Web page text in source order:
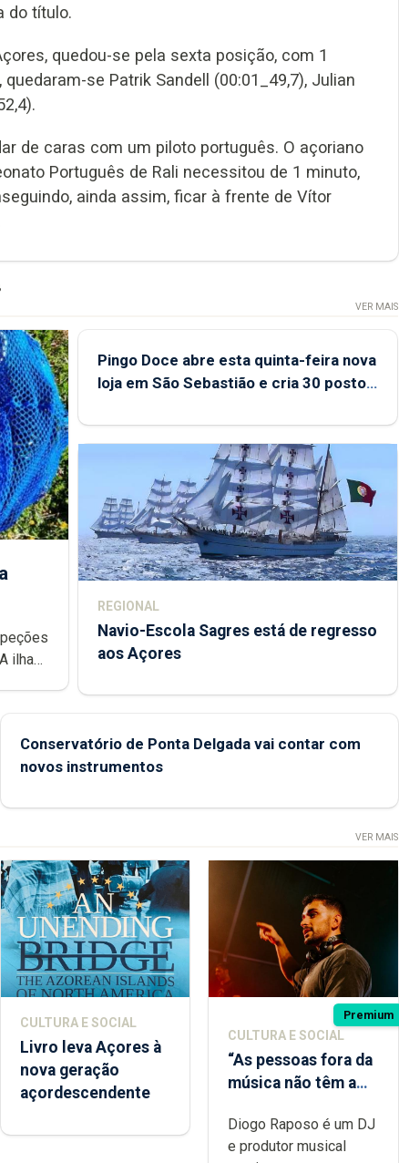
do título.
quedou-se pela sexta posição, com 1
se Patrik Sandell (00:01_49,7), Julian
de caras com um piloto português. O açoriano
Português de Rali necessitou de 1 minuto,
ainda assim, ficar à frente de Vítor
VER MAIS
Pingo Doce abre esta quinta-feira nova
loja em São Sebastião e cria 30 postos
REGIONAL
Navio-Escola Sagres está de regresso
aos Açores
Conservatório de Ponta Delgada vai contar com
novos instrumentos
VER MAIS
CULTURA E SOCIAL
Livro leva Açores à
nova geração
açordescendente
Premium
CULTURA E SOCIAL
“As pessoas fora da
música não têm a
difícil é produzir
uma música”
Diogo Raposo é um DJ
e produtor musical